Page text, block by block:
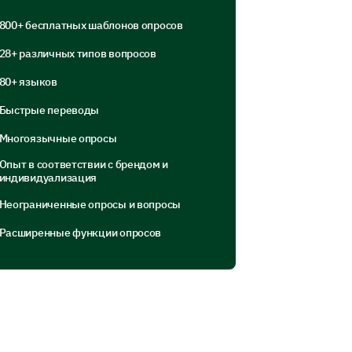
opportunities, and threats
what you perceive as their:
Opportunities
competitors helps identify areas
800+ бесплатных шаблонов опросов
28+ различных типов вопросов
80+ языков
Быстрые переводы
Многоязычные опросы
Опыт в соответствии с брендом и
индивидуализация
Неограниченные опросы и вопросы
Расширенные функции опросов